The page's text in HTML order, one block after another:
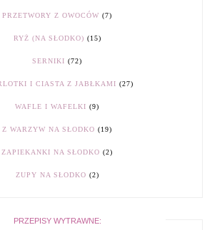
PRZETWORY Z OWOCÓW (7)
RYŻ (NA SŁODKO) (15)
SERNIKI (72)
I CIASTA Z JABŁKAMI (27)
WAFLE I WAFELKI (9)
Z WARZYW NA SŁODKO (19)
ZAPIEKANKI NA SŁODKO (2)
ZUPY NA SŁODKO (2)
PRZEPISY WYTRAWNE: